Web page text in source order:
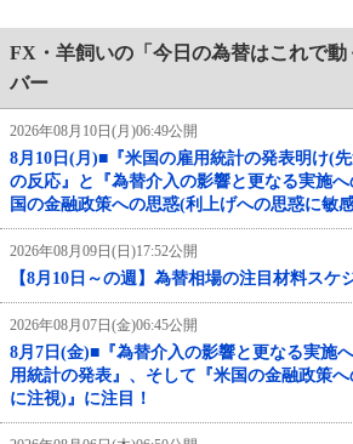
FX・羊飼いの「今日の為替はこれで
バー
2026年08月10日(月)06:49公開
8月10日(月)■『米国の雇用統計の発表明け(
の反応』と『為替介入の影響と更なる実施
国の金融政策への思惑(利上げへの思惑に敏
2026年08月09日(日)17:52公開
【8月10日～の週】為替相場の注目材料スケ
2026年08月07日(金)06:45公開
8月7日(金)■『為替介入の影響と更なる実施
用統計の発表』、そして『米国の金融政策
に注視)』に注目！